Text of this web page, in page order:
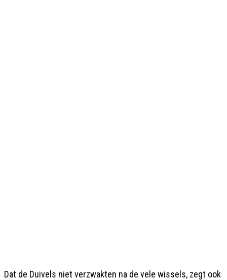
Dat de Duivels niet verzwakten na de vele wissels, zegt ook